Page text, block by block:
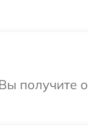
получите